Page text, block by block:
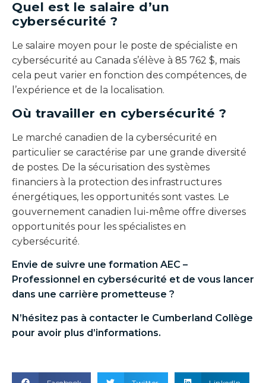
Quel est le salaire d’un
cybersécurité ?
Le salaire moyen pour le poste de spécialiste en
cybersécurité au Canada s’élève à 85 762 $, mais
cela peut varier en fonction des compétences, de
l’expérience et de la localisation.
Où travailler en cybersécurité ?
Le marché canadien de la cybersécurité en
particulier se caractérise par une grande diversité
de postes. De la sécurisation des systèmes
financiers à la protection des infrastructures
énergétiques, les opportunités sont vastes. Le
gouvernement canadien lui-même offre diverses
opportunités pour les spécialistes en
cybersécurité.
Envie de suivre une formation AEC –
Professionnel en cybersécurité et de vous lancer
dans une carrière prometteuse ?
N’hésitez pas à contacter le Cumberland Collège
pour avoir plus d’informations.